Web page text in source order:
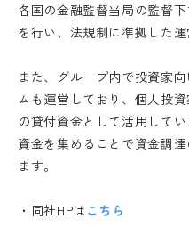
各国の金融監督当局の監督
を行い、法規制に準拠した運
また、グループ内で投資家
ムも運営しており、個人投
の貸付資金として活用して
資金を集めることで資金調
ます。
・同社HPは こちら